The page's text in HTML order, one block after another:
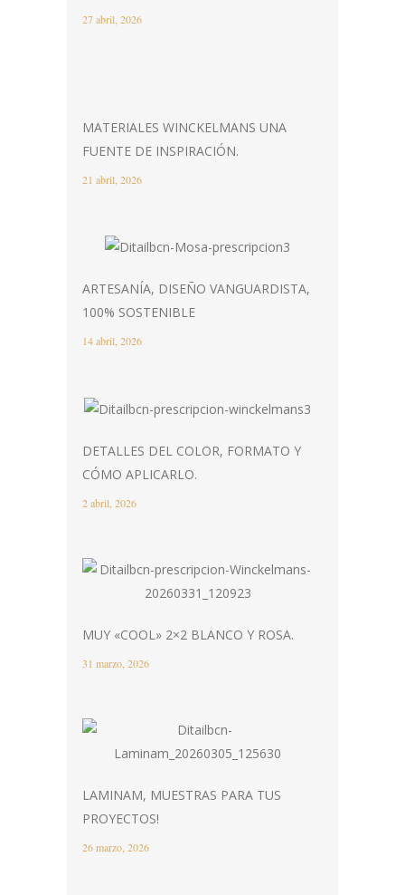
27 abril, 2026
MATERIALES WINCKELMANS UNA
FUENTE DE INSPIRACIÓN.
21 abril, 2026
ARTESANÍA, DISEÑO VANGUARDISTA,
100% SOSTENIBLE
14 abril, 2026
DETALLES DEL COLOR, FORMATO Y
CÓMO APLICARLO.
2 abril, 2026
MUY «COOL» 2×2 BLANCO Y ROSA.
31 marzo, 2026
LAMINAM, MUESTRAS PARA TUS
PROYECTOS!
26 marzo, 2026